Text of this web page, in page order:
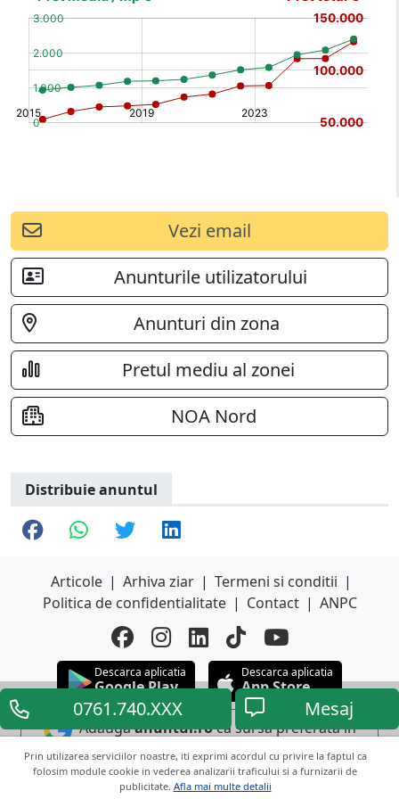
0761.740.XXX Mesaj
Prin utilizarea serviciilor noastre, iti exprimi acordul cu privire la faptul ca
folosim module cookie in vederea analizarii traficului si a furnizarii de
publicitate. Afla mai multe detalii
Vezi email
Anunturile utilizatorului
Anunturi din zona
Pretul mediu al zonei
NOA Nord
Distribuie anuntul
Articole | Arhiva ziar | Termeni si conditii |
Politica de confidentialitate | Contact | ANPC
Descarca aplicatia
Google Play
Descarca aplicatia
App Store
Adaugaanuntul.roca sursa preferata in
Google
Copyright © 2026 ANUNTUL TELEFONIC